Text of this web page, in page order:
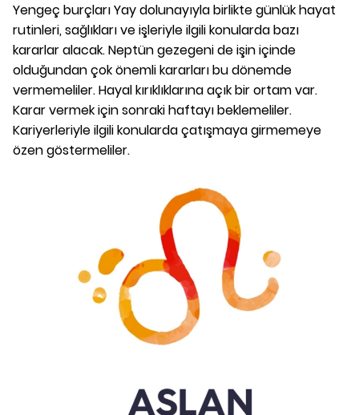
Yengeç burçları Yay dolunayıyla birlikte günlük hayat
rutinleri, sağlıkları ve işleriyle ilgili konularda bazı
kararlar alacak. Neptün gezegeni de işin içinde
olduğundan çok önemli kararları bu dönemde
vermemeliler. Hayal kırıklıklarına açık bir ortam var.
Karar vermek için sonraki haftayı beklemeliler.
Kariyerleriyle ilgili konularda çatışmaya girmemeye
özen göstermeliler.